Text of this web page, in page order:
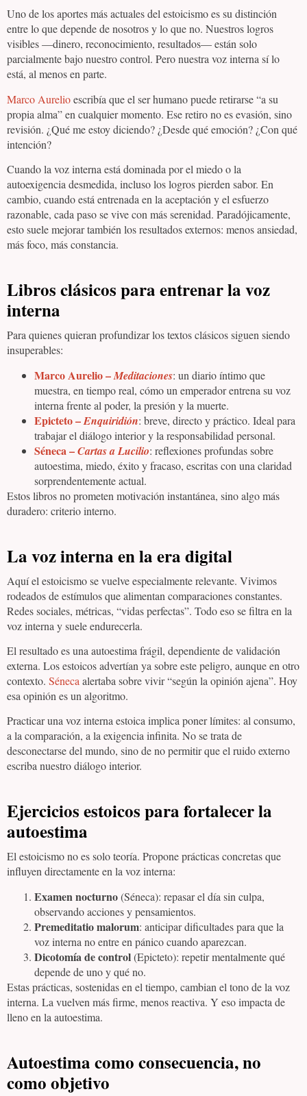
Uno de los aportes más actuales del estoicismo es su distinción
entre lo que depende de nosotros y lo que no. Nuestros logros
visibles —dinero, reconocimiento, resultados— están solo
parcialmente bajo nuestro control. Pero nuestra voz interna sí lo
está, al menos en parte.
Marco Aurelioescribía que el ser humano puede retirarse “a su
propia alma” en cualquier momento. Ese retiro no es evasión, sino
revisión. ¿Qué me estoy diciendo? ¿Desde qué emoción? ¿Con qué
intención?
Cuando la voz interna está dominada por el miedo o la
autoexigencia desmedida, incluso los logros pierden sabor. En
cambio, cuando está entrenada en la aceptación y el esfuerzo
razonable, cada paso se vive con más serenidad. Paradójicamente,
esto suele mejorar también los resultados externos: menos ansiedad,
más foco, más constancia.
Libros clásicos para entrenar la voz
interna
Para quienes quieran profundizar los textos clásicos siguen siendo
insuperables:
Marco Aurelio –Meditaciones: un diario íntimo que
muestra, en tiempo real, cómo un emperador entrena su voz
interna frente al poder, la presión y la muerte.
Epicteto –Enquiridión: breve, directo y práctico. Ideal para
trabajar el diálogo interior y la responsabilidad personal.
Séneca –Cartas a Lucilio: reflexiones profundas sobre
autoestima, miedo, éxito y fracaso, escritas con una claridad
sorprendentemente actual.
Estos libros no prometen motivación instantánea, sino algo más
duradero: criterio interno.
La voz interna en la era digital
Aquí el estoicismo se vuelve especialmente relevante. Vivimos
rodeados de estímulos que alimentan comparaciones constantes.
Redes sociales, métricas, “vidas perfectas”. Todo eso se filtra en la
voz interna y suele endurecerla.
El resultado es una autoestima frágil, dependiente de validación
externa. Los estoicos advertían ya sobre este peligro, aunque en otro
contexto. Séneca alertaba sobre vivir “según la opinión ajena”. Hoy
esa opinión es un algoritmo.
Practicar una voz interna estoica implica poner límites: al consumo,
a la comparación, a la exigencia infinita. No se trata de
desconectarse del mundo, sino de no permitir que el ruido externo
escriba nuestro diálogo interior.
Ejercicios estoicos para fortalecer la
autoestima
El estoicismo no es solo teoría. Propone prácticas concretas que
influyen directamente en la voz interna:
Examen nocturno(Séneca): repasar el día sin culpa,
observando acciones y pensamientos.
Premeditatio malorum: anticipar dificultades para que la
voz interna no entre en pánico cuando aparezcan.
Dicotomía de control(Epicteto): repetir mentalmente qué
depende de uno y qué no.
Estas prácticas, sostenidas en el tiempo, cambian el tono de la voz
interna. La vuelven más firme, menos reactiva. Y eso impacta de
lleno en la autoestima.
Autoestima como consecuencia, no
como objetivo